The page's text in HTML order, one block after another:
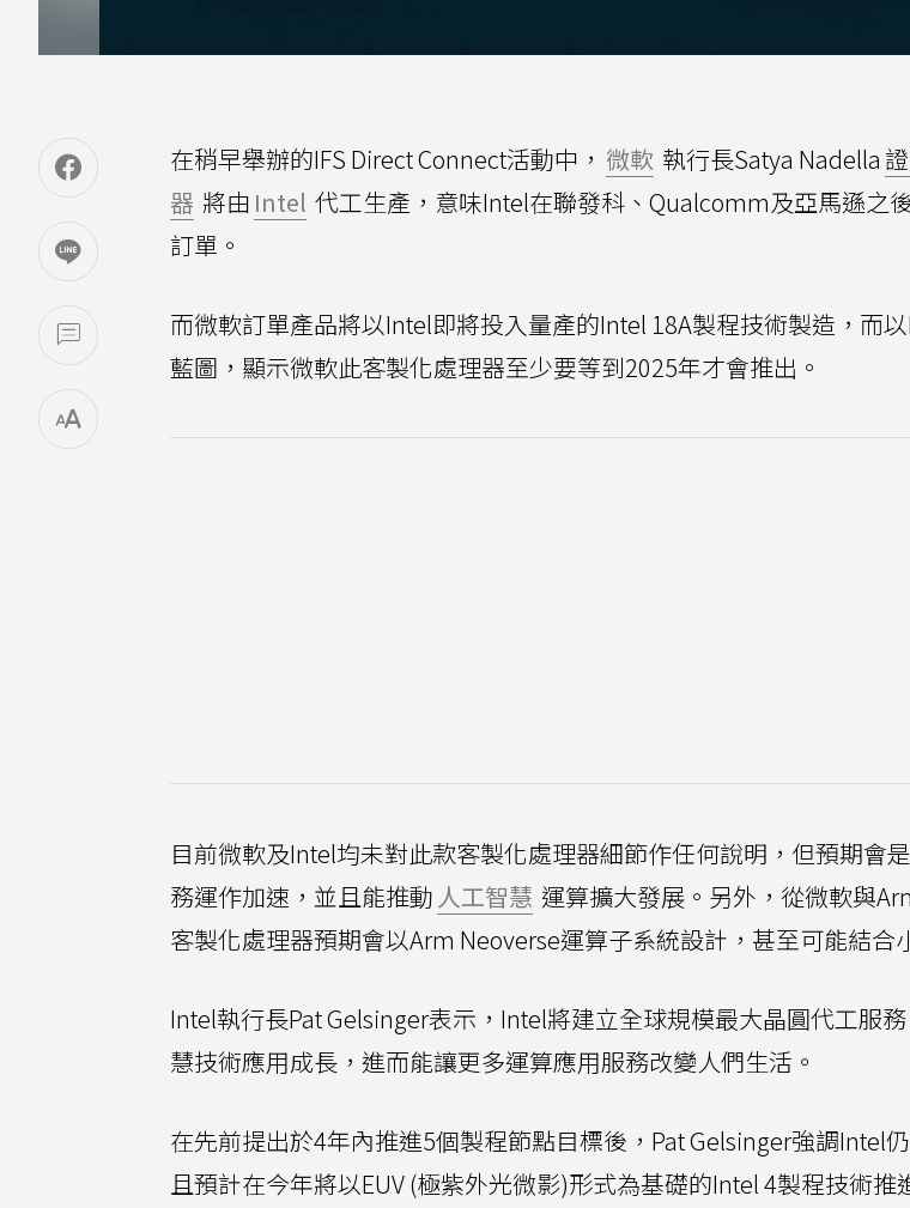
在稍早舉辦的IFS Direct Connect活動中， 微軟 執行長Satya Nadella
器 將由 Intel 代工生產，意味Intel在聯發科、Qualcomm及亞馬遜之
訂單。
而微軟訂單產品將以Intel即將投入量產的Intel 18A製程技術製造，而
藍圖，顯示微軟此客製化處理器至少要等到2025年才會推出。
目前微軟及Intel均未對此款客製化處理器細節作任何說明，但預期會
務運作加速，並且能推動 人工智慧 運算擴大發展。另外，從微軟與
客製化處理器預期會以Arm Neoverse運算子系統設計，甚至可能結合
Intel執行長Pat Gelsinger表示，Intel將建立全球規模最大晶圓代工服
慧技術應用成長，進而能讓更多運算應用服務改變人們生活。
在先前提出於4年內推進5個製程節點目標後，Pat Gelsinger強調Intel
且預計在今年將以EUV (極紫外光微影)形式為基礎的Intel 4製程技術推